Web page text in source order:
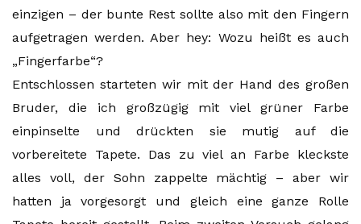
einzigen – der bunte Rest sollte also mit den Fingern
aufgetragen werden. Aber hey: Wozu heißt es auch
„Fingerfarbe“?
Entschlossen starteten wir mit der Hand des großen
Bruder, die ich großzügig mit viel grüner Farbe
einpinselte und drückten sie mutig auf die
vorbereitete Tapete. Das zu viel an Farbe kleckste
alles voll, der Sohn zappelte mächtig – aber wir
hatten ja vorgesorgt und gleich eine ganze Rolle